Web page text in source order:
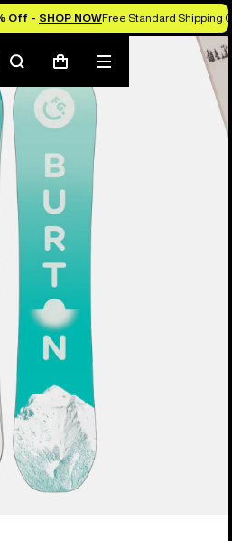
Off - SHOP NOWFree Standard Shipping
SuchenWarenkorb
Menü
es dir